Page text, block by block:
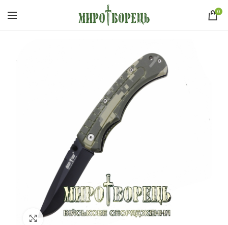
0
Click to enlarge